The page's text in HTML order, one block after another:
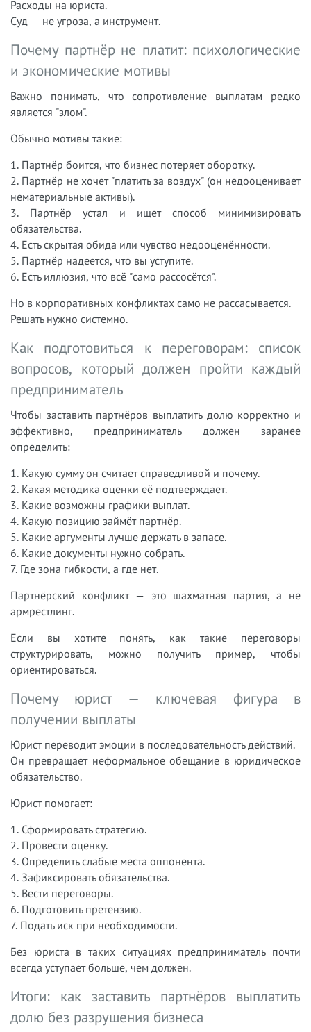
Расходы на юриста.
Суд — не угроза, а инструмент.
Почему партнёр не платит: психологические
и экономические мотивы
Важно понимать, что сопротивление выплатам редко
является "злом".
Обычно мотивы такие:
1. Партнёр боится, что бизнес потеряет оборотку.
2. Партнёр не хочет "платить за воздух" (он недооценивает
нематериальные активы).
3. Партнёр устал и ищет способ минимизировать
обязательства.
4. Есть скрытая обида или чувство недооценённости.
5. Партнёр надеется, что вы уступите.
6. Есть иллюзия, что всё "само рассосётся".
Но в корпоративных конфликтах само не рассасывается.
Решать нужно системно.
Как подготовиться к переговорам: список
вопросов, который должен пройти каждый
предприниматель
Чтобы заставить партнёров выплатить долю корректно и
эффективно, предприниматель должен заранее
определить:
1. Какую сумму он считает справедливой и почему.
2. Какая методика оценки её подтверждает.
3. Какие возможны графики выплат.
4. Какую позицию займёт партнёр.
5. Какие аргументы лучше держать в запасе.
6. Какие документы нужно собрать.
7. Где зона гибкости, а где нет.
Партнёрский конфликт — это шахматная партия, а не
армрестлинг.
Если вы хотите понять, как такие переговоры
структурировать, можно получить пример, чтобы
ориентироваться.
Почему юрист — ключевая фигура в
получении выплаты
Юрист переводит эмоции в последовательность действий.
Он превращает неформальное обещание в юридическое
обязательство.
Юрист помогает:
1. Сформировать стратегию.
2. Провести оценку.
3. Определить слабые места оппонента.
4. Зафиксировать обязательства.
5. Вести переговоры.
6. Подготовить претензию.
7. Подать иск при необходимости.
Без юриста в таких ситуациях предприниматель почти
всегда уступает больше, чем должен.
Итоги: как заставить партнёров выплатить
долю без разрушения бизнеса